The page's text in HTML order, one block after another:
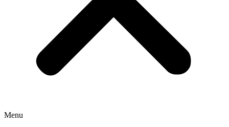
Menu